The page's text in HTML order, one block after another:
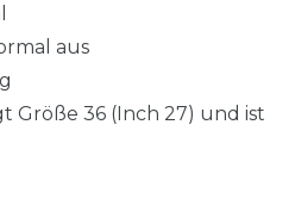
aus
Größe 36 (Inch 27) und ist